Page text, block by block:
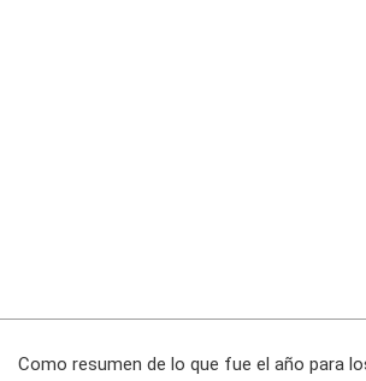
Como resumen de lo que fue el año para